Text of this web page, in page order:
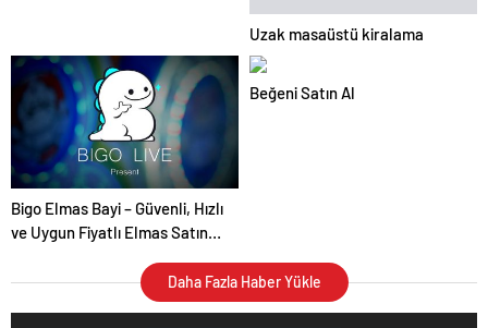
Uzak masaüstü kiralama
Bigo Elmas Bayi – Güvenli, Hızlı
ve Uygun Fiyatlı Elmas Satın
Beğeni Satın Al
Daha Fazla Haber Yükle